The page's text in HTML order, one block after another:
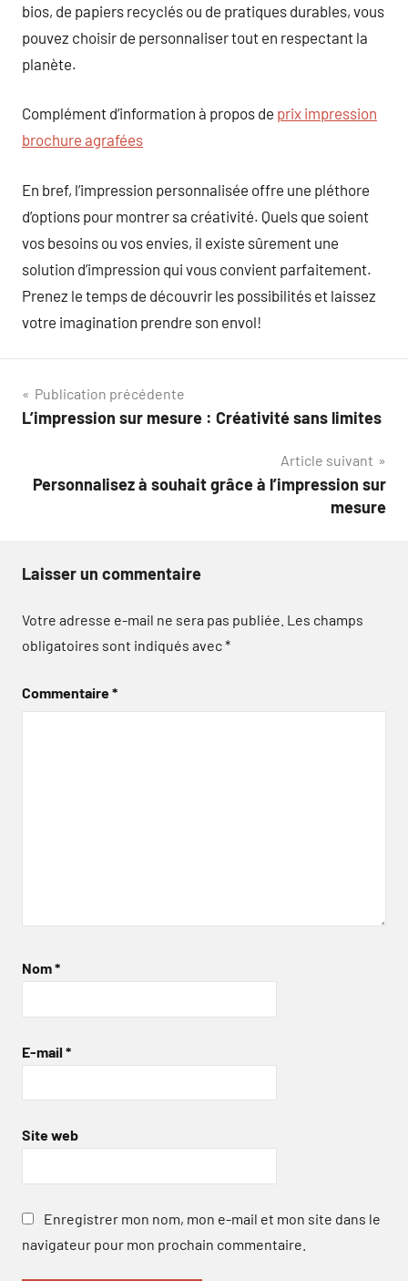
bios, de papiers recyclés ou de pratiques durables, vous
pouvez choisir de personnaliser tout en respectant la
planète.
Complément d’information à propos de prix impression
brochure agrafées
En bref, l’impression personnalisée offre une pléthore
d’options pour montrer sa créativité. Quels que soient
vos besoins ou vos envies, il existe sûrement une
solution d’impression qui vous convient parfaitement.
Prenez le temps de découvrir les possibilités et laissez
votre imagination prendre son envol!
Navigation
de
Publication précédente
L’impression sur mesure : Créativité sans limites
Article suivant
Personnalisez à souhait grâce à l’impression sur
mesure
Laisser un commentaire
Votre adresse e-mail ne sera pas publiée. Les champs
obligatoires sont indiqués avec*
Commentaire*
Nom*
E-mail *
Site web
Enregistrer mon nom, mon e-mail et mon site dans le
navigateur pour mon prochain commentaire.